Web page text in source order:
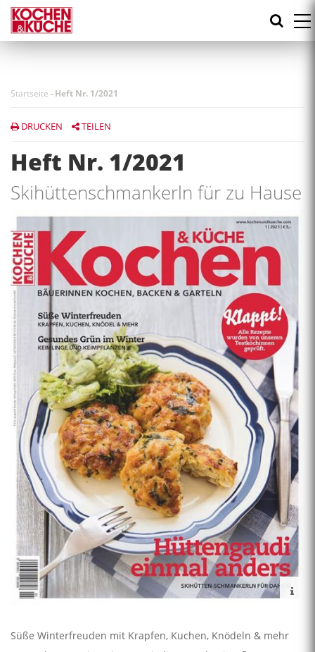
Direkt
zum
Inhalt
Startseite -Heft Nr. 1/2021
DRUCKEN TEILEN
Heft Nr. 1/2021
Skihüttenschmankerln für zu Hause
Süße Winterfreuden mit Krapfen, Kuchen, Knödeln & mehr